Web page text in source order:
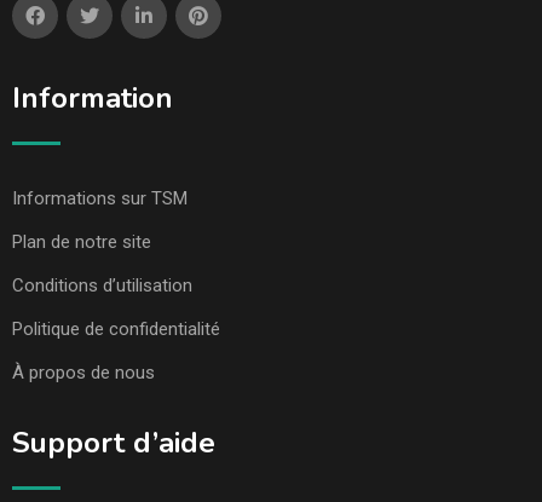
Information
Informations sur TSM
Plan de notre site
Conditions d’utilisation
Politique de confidentialité
À propos de nous
Support d’aide